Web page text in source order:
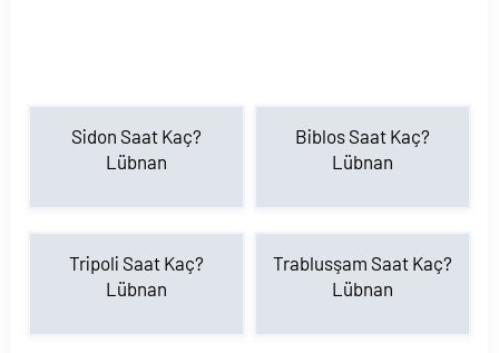
Sidon Saat Kaç?
Lübnan
Biblos Saat Kaç?
Lübnan
Tripoli Saat Kaç?
Lübnan
Trablusşam Saat Kaç?
Lübnan